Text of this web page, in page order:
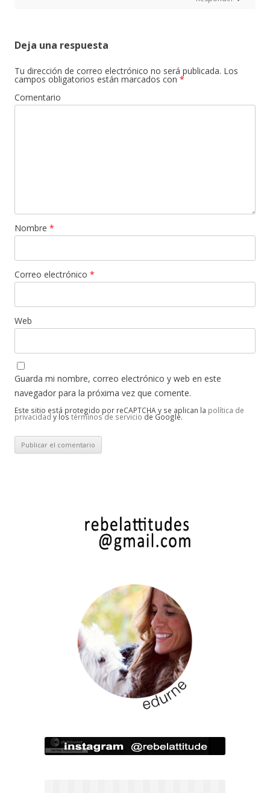
Deja una respuesta
Tu dirección de correo electrónico no será publicada. Los
campos obligatorios están marcados con *
Comentario
Nombre *
Correo electrónico *
Web
Guarda mi nombre, correo electrónico y web en este
navegador para la próxima vez que comente.
Este sitio está protegido por reCAPTCHA y se aplican la política de
privacidad y los términos de servicio de Google.